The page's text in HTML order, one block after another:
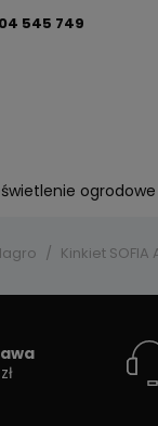
545 749
ogrodowe
Kinkiet SOFIA